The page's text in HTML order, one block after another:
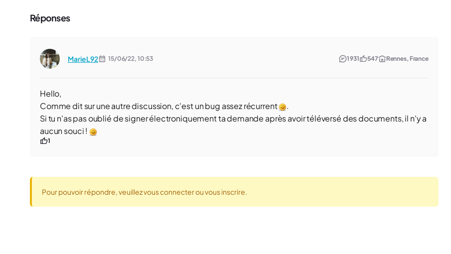
Réponses
MarieL92 15/06/22, 10:53 1 931 547 Rennes, France
Hello,
Comme dit sur une autre discussion, c'est un bug assez récurrent
.
Si tu n'as pas oublié de signer électroniquement ta demande après avoir téléversé des documents, il n'y a
aucun souci !
1
Pour pouvoir répondre, veuillez vous connecter ou vous inscrire.